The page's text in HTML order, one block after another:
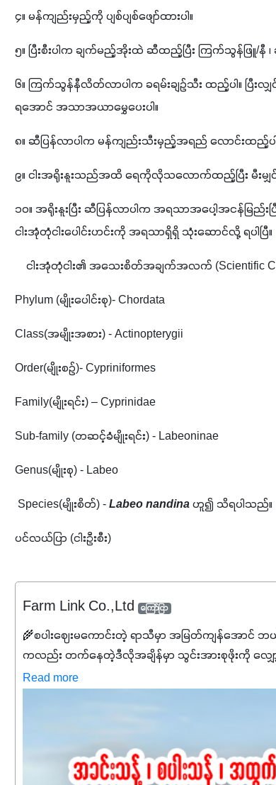
၄။ မန်ကျည်းမှည့်ကို ပျစ်ပျစ်ဖျော်ထားပါ။
၅။ ပြီးစီးပါက ချက်မည့်အိုးထဲ ဆီထည့်ပြီး ကြက်သွန်ဖြူ/နီ
၆။ ကြက်သွန်နီလိတ်လာပါက ခရမ်းချဥ်သီး ထည့်ပါ။ ပြီးလျှ
ရအောင် အသာအယာမွှေပေးပါ။
၈။ ဆီပြန်လာပါက မန်ကျည်းသီးမှည့်အရည် လောင်းထည့်ပါ
၉။ ငါးအရိုးနူးသည်အထိ ရေကိုလိုသလောက်ထည့်ပြီး မီးမျှ
၁၀။ အရိုးနူးပြီး ဆီပြန်လာပါက အရသာအပေါ့အငန်မြည်း
ငါးအုံတုံငါးပေါင်းဟင်းကို အရသာရှိရှိ သုံးဆောင်လို့ ရပါပြီ။
ငါးအုံတုံငါး၏ အသေးစိတ်အချက်အလက် (Scientific
Phylum (မျိုးပေါင်းစု)- Chordata
Class(အမျိုးအစား) - Actinopterygii
Order(မျိုးစဥ်)- Cypriniformes
Family(မျိုးရင်း) – Cyprinidae
Sub-family (တဆင့်ခံမျိုးရင်း) - Labeoninae
Genus(မျိုးစု) - Labeo
Species(မျိုးစိတ်) - Labeo nandina ဟူ၍ သိရပါသည်။
ပင်လယ်ပြာ (ငါးဦးစီး)
Farm Link Co.,Ltd ကြော်ငြာ
🌾စပါးဈေးမကောင်းတဲ့ ရာသီမှာ အမြတ်ကျန်အောင်
ကလည်း တက်နေတဲ့ဒီလိုအချိန်မှာ သွင်းအားစုဖိုးကို လျှော့
✔️ဒါကြောင့် ကိုယ်သုံးသမျှ ကိုယ့်အတွက်အကျိုးရစေမယ့်
Read more